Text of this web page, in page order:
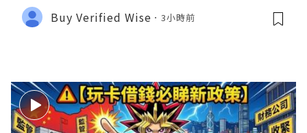
Buy Verified Wise 3小時前